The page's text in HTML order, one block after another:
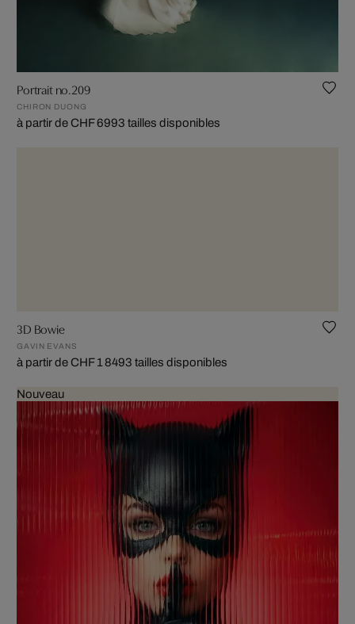
Portrait no.209
CHIRON DUONG
à partir de CHF 6993 tailles disponibles
3D Bowie
GAVIN EVANS
à partir de CHF 1 8493 tailles disponibles
Nouveau